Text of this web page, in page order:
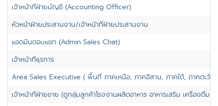
เจ้าหน้าที่ฝ่ายบัญชี (Accounting Officer)
หัวหน้าฝ่ายประสานงาน/เจ้าหน้าที่ฝ่ายประสานงาน
แอดมินตอบแชท (Admin Sales Chat)
เจ้าหน้าที่ธุรการ
Area Sales Executive ( พื้นที่ ภาคเหนือ, ภาคอีสาน, ภาคใต้, ภาคตะวัน
เจ้าหน้าที่ฝ่ายขาย (ดูกลุ่มลูกค้าโรงงานผลิตอาหาร อาหารเสริม เครื่องดื่ม